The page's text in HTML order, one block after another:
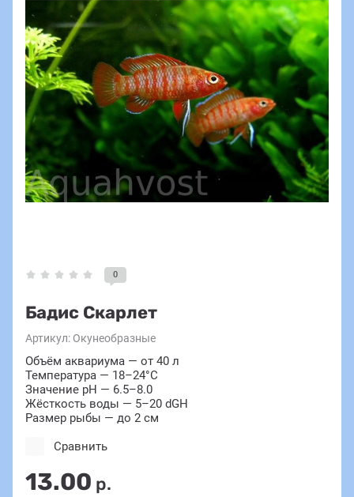
0
Бадис Скарлет
Артикул: Окунеобразные
Объём аквариума — от 40 л
Температура — 18–24°C
Значение pH — 6.5–8.0
Жёсткость воды — 5–20 dGH
Размер рыбы — до 2 см
13.00 р.
Сравнить